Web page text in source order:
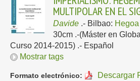
MULTIPOLAR EN EL
Davide .- Bilbao: Hegoa
30cm .-(Máster en
Curso 2014-2015) .- Español
Mostrar tags
Formato electrónico: Descargar